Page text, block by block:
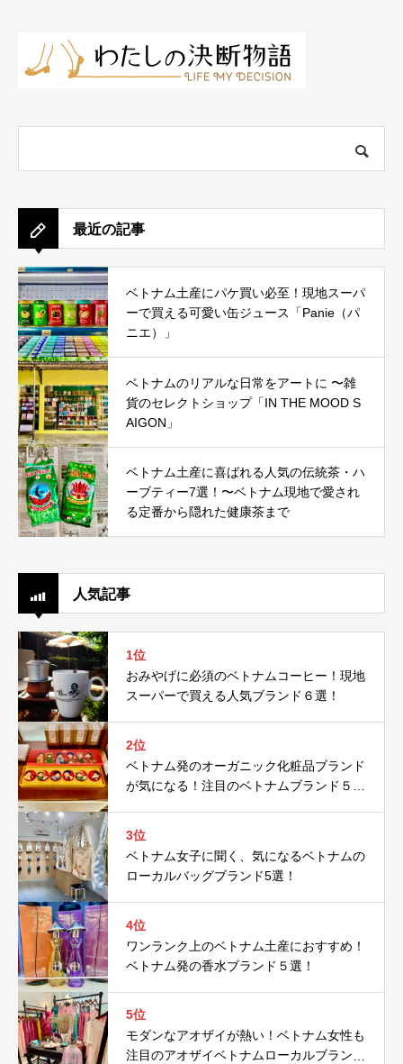
最近の記事
ベトナム土産にパケ買い必至！現地スーパ
ーで買える可愛い缶ジュース「Panie（パ
ニエ）」
ベトナムのリアルな日常をアートに 〜雑
貨のセレクトショップ「IN THE MOOD S
AIGON」
ベトナム土産に喜ばれる人気の伝統茶・ハ
ーブティー7選！〜ベトナム現地で愛され
る定番から隠れた健康茶まで
人気記事
1位
おみやげに必須のベトナムコーヒー！現地
スーパーで買える人気ブランド６選！
2位
ベトナム発のオーガニック化粧品ブランド
が気になる！注目のベトナムブランド５
3位
ベトナム女子に聞く、気になるベトナムの
ローカルバッグブランド5選！
4位
ワンランク上のベトナム土産におすすめ！
ベトナム発の香水ブランド５選！
5位
モダンなアオザイが熱い！ベトナム女性も
注目のアオザイベトナムローカルブランド